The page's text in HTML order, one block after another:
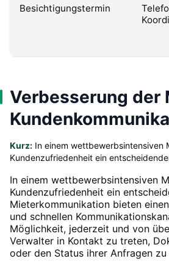
Besichtigungstermin
Verbesserung der
Kurz: In einem wettbewerbsintensiven
Kundenzufriedenheit ein
In einem wettbewerbsintensiven
Kundenzufriedenheit ein
Mieterkommunikation bieten
und schnellen
Möglichkeit, jederzeit und von
Verwalter in Kontakt zu treten,
oder den Status ihrer Anfragen